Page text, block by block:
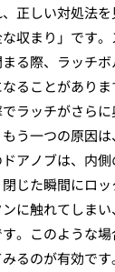
正しい対処法
収まり」です
る際、ラッチ
ることがあり
ラッチがさら
う一つの原因
アノブは、内
じた瞬間にロ
に触れてしま
。このような
るのが有効で